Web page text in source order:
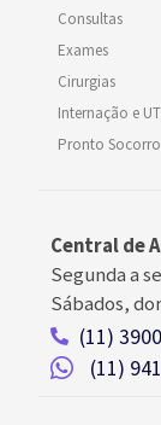
Consultas
Exames
Cirurgias
Internação e
Pronto
Central de
Segunda a
Sábados,
(11)
(11)